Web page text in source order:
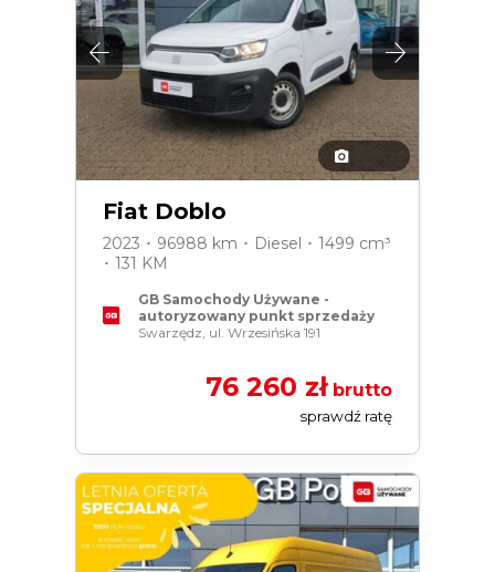
Fiat Doblo
2023 ･ 96988 km ･ Diesel ･ 1499 cm³
･ 131 KM
GB Samochody Używane -
autoryzowany punkt sprzedaży
Swarzędz, ul. Wrzesińska 191
76 260 złbrutto
sprawdź ratę